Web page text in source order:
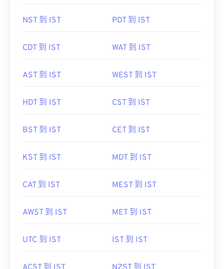
NST 到 IST PDT 到 IST
CDT 到 IST WAT 到 IST
AST 到 IST WEST 到 IST
HDT 到 IST CST 到 IST
BST 到 IST CET 到 IST
KST 到 IST MDT 到 IST
CAT 到 IST MEST 到 IST
AWST 到 IST MET 到 IST
UTC 到 IST IST 到 IST